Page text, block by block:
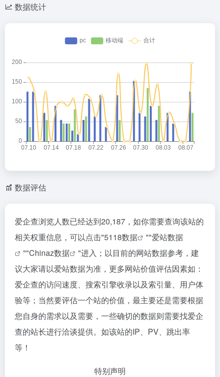
数据统计
数据评估
爱企查浏览人数已经达到20,187，如你需要查询该站的
相关权重信息，可以点击"5118数据 ""爱站数据
""Chinaz数据
"进入；以目前的网站数据参考，建
议大家请以爱站数据为准，更多网站价值评估因素如：
爱企查的访问速度、搜索引擎收录以及索引量、用户体
验等；当然要评估一个站的价值，最主要还是需要根据
您自身的需求以及需要，一些确切的数据则需要找爱企
查的站长进行洽谈提供。如该站的IP、PV、跳出率
等！
特别声明